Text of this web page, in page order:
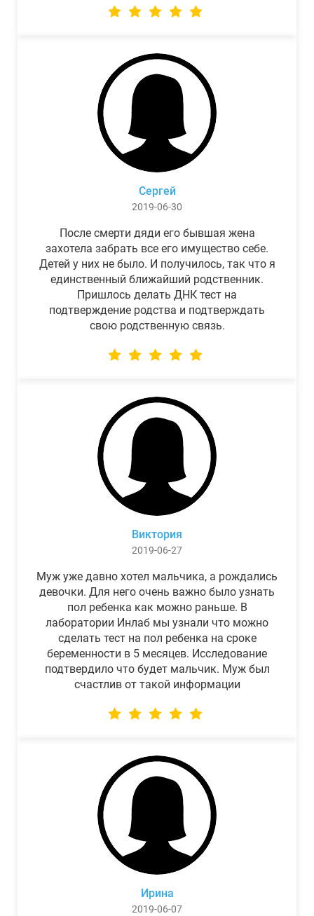
Сергей
2019-06-30
После смерти дяди его бывшая жена
захотела забрать все его имущество себе.
Детей у них не было. И получилось, так что я
единственный ближайший родственник.
Пришлось делать ДНК тест на
подтверждение родства и подтверждать
свою родственную связь.
Виктория
2019-06-27
Муж уже давно хотел мальчика, а рождались
девочки. Для него очень важно было узнать
пол ребенка как можно раньше. В
лаборатории Инлаб мы узнали что можно
сделать тест на пол ребенка на сроке
беременности в 5 месяцев. Исследование
подтвердило что будет мальчик. Муж был
счастлив от такой информации
Ирина
2019-06-07